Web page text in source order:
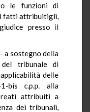
le funzioni di
fatti attribuitigli,
presso il
a sostegno della
tribunale di
delle
bis c.p.p. alla
reati attribuiti a
dei tribunali,